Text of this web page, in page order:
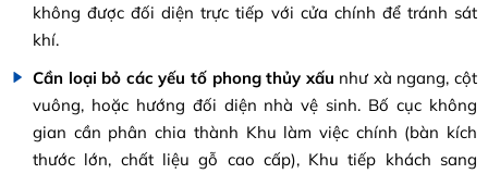
không được đối diện trực tiếp với cửa chính để tránh sát
khí.
Cần loại bỏ các yếu tố phong thủy xấu như xà ngang, cột
vuông, hoặc hướng đối diện nhà vệ sinh. Bố cục không
gian cần phân chia thành Khu làm việc chính (bàn kích
thước lớn, chất liệu gỗ cao cấp), Khu tiếp khách sang